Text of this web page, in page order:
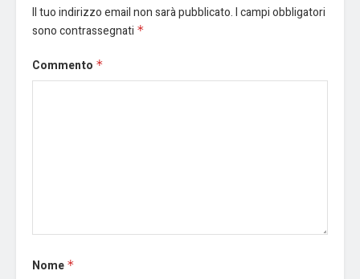
Il tuo indirizzo email non sarà pubblicato.I campi obbligatori
sono contrassegnati *
Commento *
Nome *